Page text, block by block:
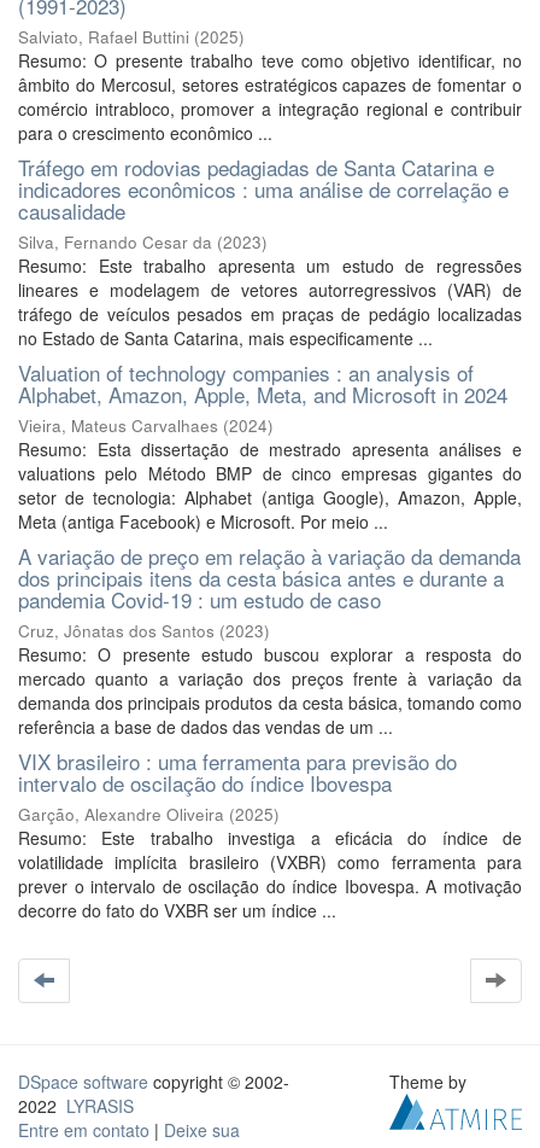
Salviato, Rafael Buttini (2025)
Resumo: O presente trabalho teve como objetivo identificar, no
âmbito do Mercosul, setores estratégicos capazes de fomentar o
comércio intrabloco, promover a integração regional e contribuir
para o crescimento econômico ...
Tráfego em rodovias pedagiadas de Santa Catarina e
indicadores econômicos : uma análise de correlação e
causalidade
Silva, Fernando Cesar da (2023)
Resumo: Este trabalho apresenta um estudo de regressões
lineares e modelagem de vetores autorregressivos (VAR) de
tráfego de veículos pesados em praças de pedágio localizadas
no Estado de Santa Catarina, mais especificamente ...
Valuation of technology companies : an analysis of
Alphabet, Amazon, Apple, Meta, and Microsoft in 2024
Vieira, Mateus Carvalhaes (2024)
Resumo: Esta dissertação de mestrado apresenta análises e
valuations pelo Método BMP de cinco empresas gigantes do
setor de tecnologia: Alphabet (antiga Google), Amazon, Apple,
Meta (antiga Facebook) e Microsoft. Por meio ...
A variação de preço em relação à variação da demanda
dos principais itens da cesta básica antes e durante a
pandemia Covid-19 : um estudo de caso
Cruz, Jônatas dos Santos (2023)
Resumo: O presente estudo buscou explorar a resposta do
mercado quanto a variação dos preços frente à variação da
demanda dos principais produtos da cesta básica, tomando como
referência a base de dados das vendas de um ...
VIX brasileiro : uma ferramenta para previsão do
intervalo de oscilação do índice Ibovespa
Garção, Alexandre Oliveira (2025)
Resumo: Este trabalho investiga a eficácia do índice de
volatilidade implícita brasileiro (VXBR) como ferramenta para
prever o intervalo de oscilação do índice Ibovespa. A motivação
decorre do fato do VXBR ser um índice ...
DSpace software copyright © 2002-
2022 LYRASIS
Entre em contato | Deixe sua
Theme by